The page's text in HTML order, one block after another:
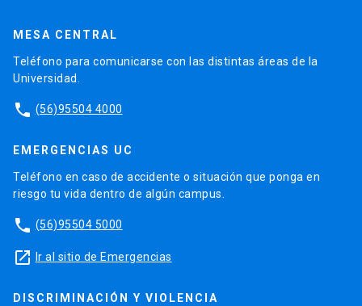
MESA CENTRAL
Teléfono para comunicarse con las distintas áreas de la
Universidad.
phone (56)95504 4000
EMERGENCIAS UC
Teléfono en caso de accidente o situación que ponga en
riesgo tu vida dentro de algún campus.
phone (56)95504 5000
launch Ir al sitio de Emergencias
DISCRIMINACIÓN Y VIOLENCIA